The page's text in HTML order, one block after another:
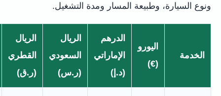
ونوع السيارة، وطبيعة المسار ومدة التشغيل.
الخدمة
اليورو
(€)
الدرهم
الإماراتي
(د.إ)
الريال
السعودي
(ر.س)
الريال
القطري
(ر.ق)